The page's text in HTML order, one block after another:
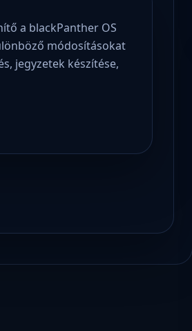
a blackPanther OS
módosításokat
jegyzetek készítése,